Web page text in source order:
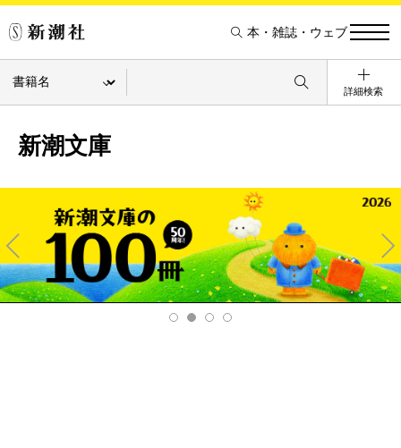
本・雑誌・ウェブ
詳細検索
新潮文庫
Pre
v
Ne
xt